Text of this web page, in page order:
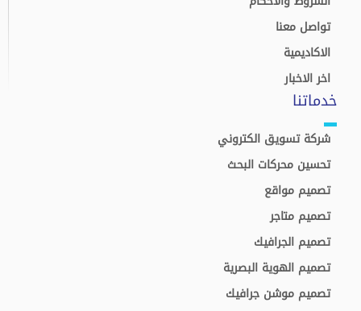
تواصل معنا
الاكاديمية
اخر الاخبار
خدماتنا
شركة تسويق الكتروني
تحسين محركات البحث
تصميم مواقع
تصميم متاجر
تصميم الجرافيك
تصميم الهوية البصرية
تصميم موشن جرافيك